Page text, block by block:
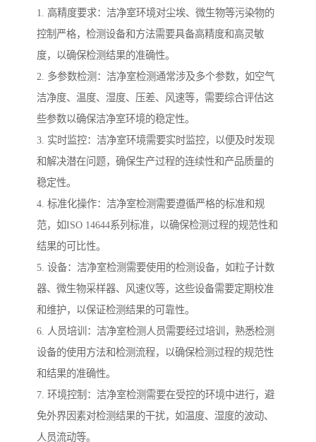
1. 高精度要求：洁净室环境对尘埃、微生物等污染物的
控制严格，检测设备和方法需要具备高精度和高灵敏
度，以确保检测结果的准确性。
2. 多参数检测：洁净室检测通常涉及多个参数，如空气
洁净度、温度、湿度、压差、风速等，需要综合评估这
些参数以确保洁净室环境的稳定性。
3. 实时监控：洁净室环境需要实时监控，以便及时发现
和解决潜在问题，确保生产过程的连续性和产品质量的
稳定性。
4. 标准化操作：洁净室检测需要遵循严格的标准和规
范，如ISO 14644系列标准，以确保检测过程的规范性和
结果的可比性。
5. 设备：洁净室检测需要使用的检测设备，如粒子计数
器、微生物采样器、风速仪等，这些设备需要定期校准
和维护，以保证检测结果的可靠性。
6. 人员培训：洁净室检测人员需要经过培训，熟悉检测
设备的使用方法和检测流程，以确保检测过程的规范性
和结果的准确性。
7. 环境控制：洁净室检测需要在受控的环境中进行，避
免外界因素对检测结果的干扰，如温度、湿度的波动、
人员流动等。